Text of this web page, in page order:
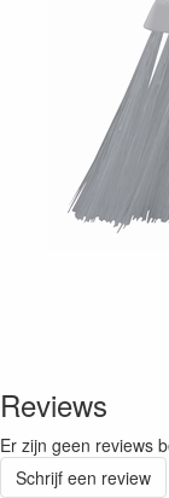
Reviews
Er zijn geen reviews
Schrijf een review